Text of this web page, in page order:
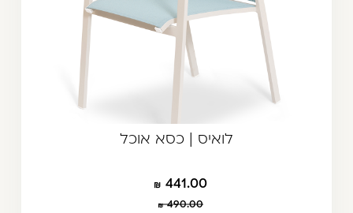
לואיס | כסא אוכל
441.00
490.00